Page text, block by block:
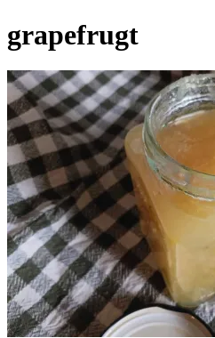
grapefrugt